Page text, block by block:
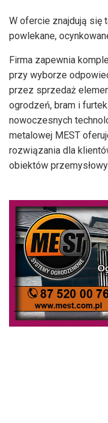
W ofercie znajdują się
powlekane,
Firma zapewnia
przy wyborze
przez sprzedaż
ogrodzeń, bram i
nowoczesnych
metalowej MEST
rozwiązania dla
obiektów